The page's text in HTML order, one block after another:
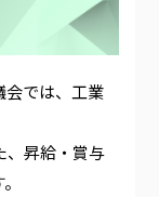
会では、工業
、昇給・賞与